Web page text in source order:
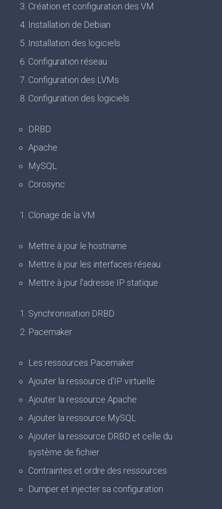
Création et configuration des VM
Installation de Debian
Installation des logiciels
Configuration réseau
Configuration des LVMs
Configuration des logiciels
DRBD
Apache
MySQL
Corosync
Clonage de la VM
Mettre à jour le hostname
Mettre à jour les interfaces réseau
Mettre à jour l'adresse IP statique
Synchronisation DRBD
Pacemaker
Les ressources Pacemaker
Ajouter la ressource d'IP virtuelle
Ajouter la ressource Apache
Ajouter la ressource MySQL
Ajouter la ressource DRBD et celle du
système de fichier
Contraintes et ordre des ressources
Dumper et injecter sa configuration